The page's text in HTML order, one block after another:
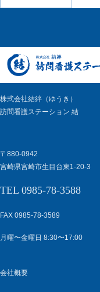
株式会社結絆（ゆうき）
訪問看護ステーション 結
〒880-0942
宮崎県宮崎市生目台東1-20-3
TEL 0985-78-3588
FAX 0985-78-3589
月曜〜金曜日 8:30〜17:00
会社概要